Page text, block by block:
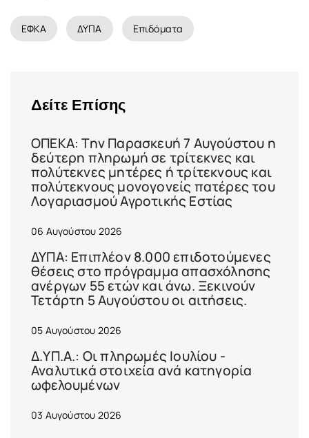
ΕΦΚΑ ΔΥΠΑ Επιδόματα
Δείτε Επίσης
ΟΠΕΚΑ: Την Παρασκευή 7 Αυγούστου η
δεύτερη πληρωμή σε τρίτεκνες και
πολύτεκνες μητέρες ή τρίτεκνους και
πολύτεκνους μονογονείς πατέρες του
Λογαριασμού Αγροτικής Εστίας
06 Αυγούστου 2026
ΔΥΠΑ: Επιπλέον 8.000 επιδοτούμενες
θέσεις στο πρόγραμμα απασχόλησης
ανέργων 55 ετών και άνω. Ξεκινούν
Τετάρτη 5 Αυγούστου οι αιτήσεις.
05 Αυγούστου 2026
Δ.ΥΠ.Α.: Οι πληρωμές Ιουλίου -
Αναλυτικά στοιχεία ανά κατηγορία
ωφελουμένων
03 Αυγούστου 2026